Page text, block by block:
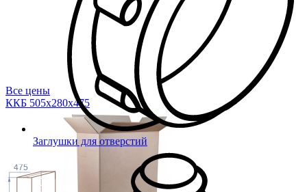
Заглушки для отверстий
Все цены
ККБ 505х280х475
475